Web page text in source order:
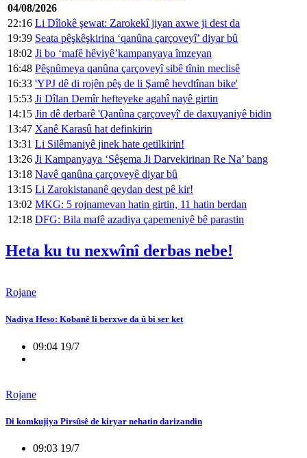
04/08/2026
22:16 Li Dîlokê şewat: Zarokekî jiyan axwe ji dest da
19:39 Seata pêşkêşkirina ‘qanûna çarçoveyî’ diyar bû
18:02 Ji bo ‘mafê hêviyê’kampanyaya îmzeyan
16:48 Pêşnûmeya qanûna çarçoveyî sibê tînin meclisê
16:33 'YPJ dê di rojên pêş de li Şamê hevdtînan bike'
15:53 Ji Dîlan Demîr hefteyeke agahî nayê girtin
14:15 Jin dê derbarê 'Qanûna çarçoveyî' de daxuyaniyê bidin
13:47 Xanê Karasû hat definkirin
13:31 Li Silêmaniyê jinek hate qetilkirin!
13:26 Ji Kampanyaya ‘Sêşema Ji Darvekirinan Re Na’ bang
13:18 Navê qanûna çarçoveyê diyar bû
13:15 Li Zarokistananê qeydan dest pê kir!
13:02 MKG: 5 rojnamevan hatin girtin, 11 hatin berdan
12:18 DFG: Bila mafê azadiya çapemeniyê bê parastin
Heta ku tu nexwînî derbas nebe!
Rojane
Nadiya Heso: Kobanê li berxwe da û bi ser ket
09:04 19/7
Rojane
Di komkujiya Pirsûsê de kiryar nehatin darizandin
09:03 19/7